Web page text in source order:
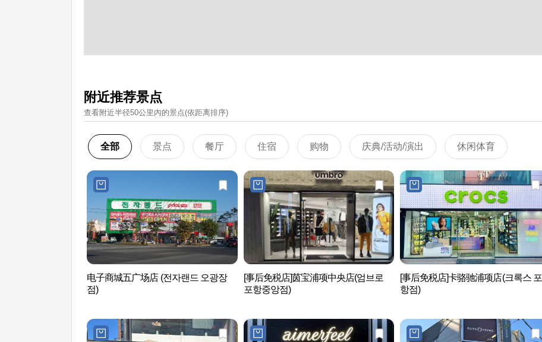
附近推荐景点
查看附近半径50公里內的景点(依距离排序)
全部 景点 餐厅 住宿 购物 庆典/活动/演出 休闲体育
电子商城五广场店 (전자랜드 오광장
점)
[事后免税店]茵宝浦项中央店(엄브로
포항중앙점)
[事后免税店]卡骆驰浦项店(크록스 포
항점)